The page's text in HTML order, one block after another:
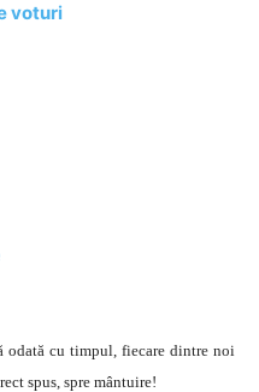
voturi
odată cu timpul, fiecare dintre noi
spus, spre mântuire!